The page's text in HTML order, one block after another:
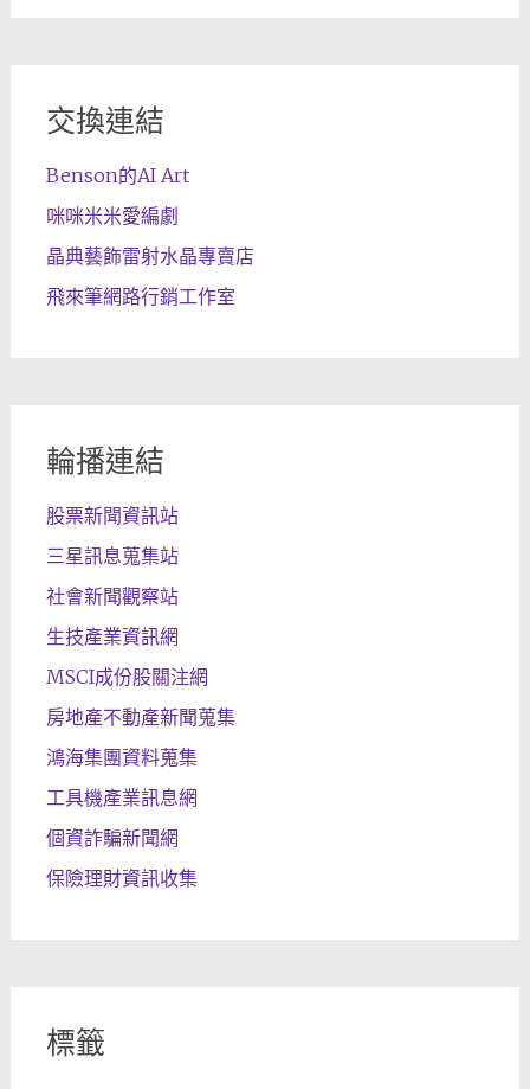
交換連結
Benson的AI Art
咪咪米米愛編劇
晶典藝飾雷射水晶專賣店
飛來筆網路行銷工作室
輪播連結
股票新聞資訊站
三星訊息蒐集站
社會新聞觀察站
生技產業資訊網
MSCI成份股關注網
房地產不動產新聞蒐集
鴻海集團資料蒐集
工具機產業訊息網
個資詐騙新聞網
保險理財資訊收集
標籤